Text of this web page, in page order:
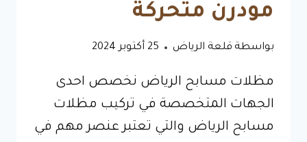
مودرن متحركة
بواسطة قلعة الرياض 25 أكتوبر 2024
مظلات مسابح الرياض نخصص احدى
الجهات المتخصصة في تركيب مظلات
مسابح الرياض والتي تعتبر عنصر مهم في